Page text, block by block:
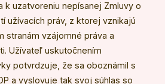
k uzatvoreniu nepísanej Zmluvy o
užívacích práv, z ktorej vznikajú
stranám vzájomné práva a
Užívateľ uskutočnením
potvrdzuje, že sa oboznámil s
a vyslovuje tak svoj súhlas so